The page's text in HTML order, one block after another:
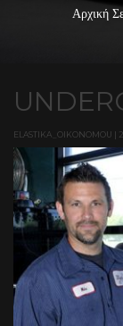
Αρχική
ELASTIKA_OIKONOMOU |